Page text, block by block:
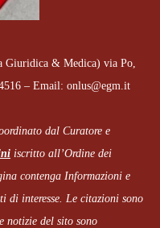
& Medica) via Po,
– Email: onlus@egm.it
dal Curatore e
iscritto all’Ordine dei
contenga Informazioni e
di interesse. Le citazioni sono
notizie del sito sono